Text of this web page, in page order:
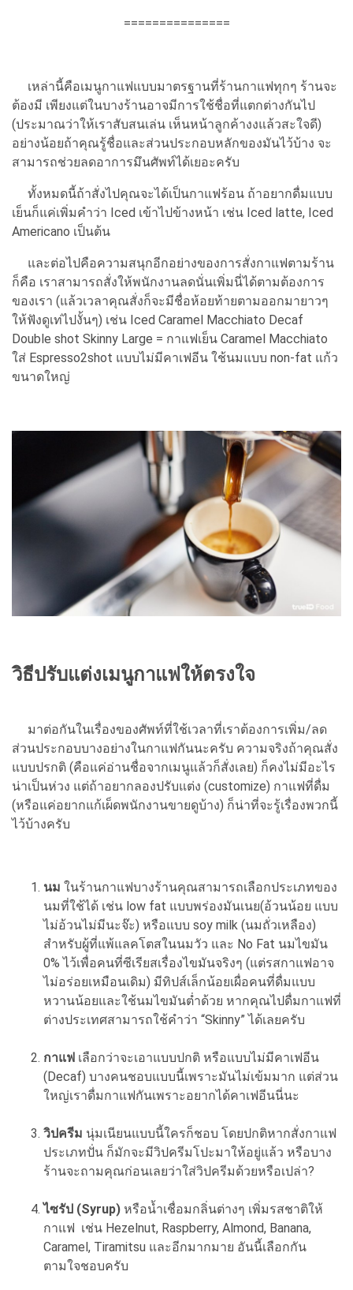
===============
เหล่านี้คือเมนูกาแฟแบบมาตรฐานที่ร้านกาแฟทุกๆ ร้านจะ
ต้องมี เพียงแต่ในบางร้านอาจมีการใช้ชื่อที่แตกต่างกันไป
(ประมาณว่าให้เราสับสนเล่น เห็นหน้าลูกค้างงแล้วสะใจดี)
อย่างน้อยถ้าคุณรู้ชื่อและส่วนประกอบหลักของมันไว้บ้าง จะ
สามารถช่วยลดอาการมึนศัพท์ได้เยอะครับ
ทั้งหมดนี้ถ้าสั่งไปคุณจะได้เป็นกาแฟร้อน ถ้าอยากดื่มแบบ
เย็นก็แค่เพิ่มคำว่า Iced เข้าไปข้างหน้า เช่น Iced latte, Iced
Americano เป็นต้น
และต่อไปคือความสนุกอีกอย่างของการสั่งกาแฟตามร้าน
ก็คือ เราสามารถสั่งให้พนักงานลดนั่นเพิ่มนี่ได้ตามต้องการ
ของเรา (แล้วเวลาคุณสั่งก็จะมีชื่อห้อยท้ายตามออกมายาวๆ
ให้ฟังดูเท่ไปงั้นๆ) เช่น Iced Caramel Macchiato Decaf
Double shot Skinny Large = กาแฟเย็น Caramel Macchiato
ใส่ Espresso2shot แบบไม่มีคาเฟอีน ใช้นมแบบ non-fat แก้ว
ขนาดใหญ่
วิธีปรับแต่งเมนูกาแฟให้ตรงใจ
มาต่อกันในเรื่องของศัพท์ที่ใช้เวลาที่เราต้องการเพิ่ม/ลด
ส่วนประกอบบางอย่างในกาแฟกันนะครับ ความจริงถ้าคุณสั่ง
แบบปรกติ (คือแค่อ่านชื่อจากเมนูแล้วก็สั่งเลย) ก็คงไม่มีอะไร
น่าเป็นห่วง แต่ถ้าอยากลองปรับแต่ง (customize) กาแฟที่ดื่ม
(หรือแค่อยากแก้เผ็ดพนักงานขายดูบ้าง) ก็น่าที่จะรู้เรื่องพวกนี้
ไว้บ้างครับ
นม ในร้านกาแฟบางร้านคุณสามารถเลือกประเภทของ
นมที่ใช้ได้ เช่น low fat แบบพร่องมันเนย(อ้วนน้อย แบบ
ไม่อ้วนไม่มีนะจ๊ะ) หรือแบบ soy milk (นมถั่วเหลือง)
สำหรับผู้ที่แพ้แลคโตสในนมวัว และ No Fat นมไขมัน
0% ไว้เพื่อคนที่ซีเรียสเรื่องไขมันจริงๆ (แต่รสกาแฟอาจ
ไม่อร่อยเหมือนเดิม) มีทิปส์เล็กน้อยเผื่อคนที่ดื่มแบบ
หวานน้อยและใช้นมไขมันต่ำด้วย หากคุณไปดื่มกาแฟที่
ต่างประเทศสามารถใช้คำว่า “Skinny” ได้เลยครับ
กาแฟ เลือกว่าจะเอาแบบปกติ หรือแบบไม่มีคาเฟอีน
(Decaf) บางคนชอบแบบนี้เพราะมันไม่เข้มมาก แต่ส่วน
ใหญ่เราดื่มกาแฟกันเพราะอยากได้คาเฟอีนนี่นะ
วิปครีม นุ่มเนียนแบบนี้ใครก็ชอบ โดยปกติหากสั่งกาแฟ
ประเภทปั่น ก็มักจะมีวิปครีมโปะมาให้อยู่แล้ว หรือบาง
ร้านจะถามคุณก่อนเลยว่าใส่วิปครีมด้วยหรือเปล่า?
ไซรัป (Syrup) หรือน้ำเชื่อมกลิ่นต่างๆ เพิ่มรสชาติให้
กาแฟ เช่น Hezelnut, Raspberry, Almond, Banana,
Caramel, Tiramitsu และอีกมากมาย อันนี้เลือกกัน
ตามใจชอบครับ